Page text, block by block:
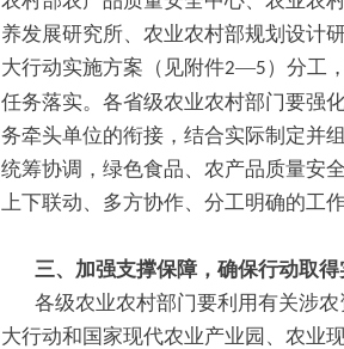
养发展研究所、农业农村部规划设计
大行动实施方案（见附件2—5）分工
任务落实。各省级农业农村部门要强
务牵头单位的衔接，结合实际制定并
统筹协调，绿色食品、农产品质量安
上下联动、多方协作、分工明确的工作
三、加强支撑保障，确保行动取得
各级农业农村部门要利用有关涉
大行动和国家现代农业产业园、农业